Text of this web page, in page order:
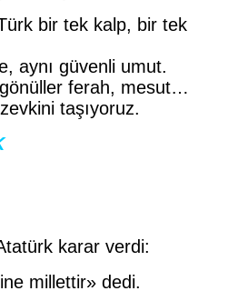
bir tek kalp, bir tek
aynı güvenli umut.
ferah, mesut…
taşıyoruz.
karar verdi:
millettir» dedi.